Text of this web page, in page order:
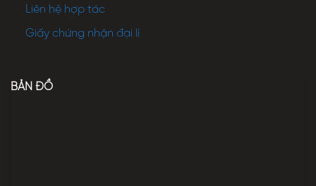
Liên hệ hợp tác
Giấy chứng nhận đại lí
BẢN ĐỒ